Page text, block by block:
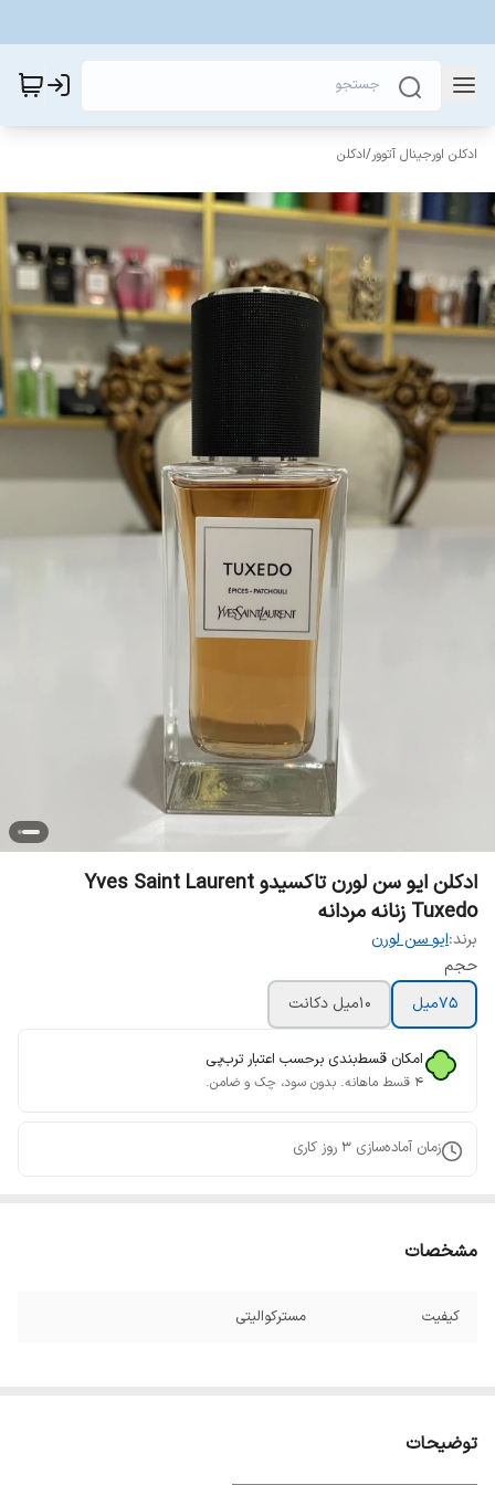
ادکلن اورجینال آتوور/ادکلن
ادکلن ایو سن لورن تاکسیدو Yves Saint Laurent
Tuxedo زنانه مردانه
برند:ایو سن لورن
حجم
75ميل
10ميل دکانت
امکان قسط‌بندی برحسب اعتبار ترب‌پی
۴ قسط ماهانه. بدون سود، چک و ضامن.
زمان آماده‌سازی 3 روز کاری
مشخصات
کیفیت مسترکوالیتی
توضیحات